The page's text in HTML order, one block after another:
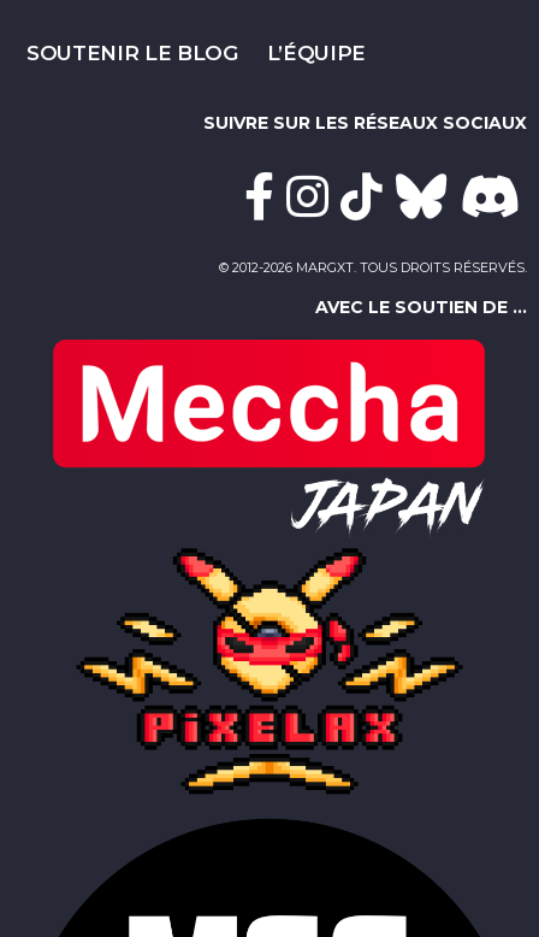
SOUTENIR LE BLOG L’ÉQUIPE
SUIVRE SUR LES RÉSEAUX SOCIAUX
© 2012-2026 MARGXT. TOUS DROITS RÉSERVÉS.
AVEC LE SOUTIEN DE ...